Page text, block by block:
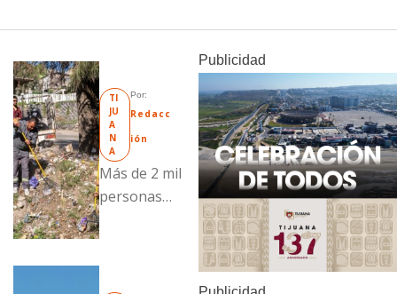
TI
JU
A
N
A
Por:
Redacc
ión
Más de 2 mil
personas
del
Publicidad